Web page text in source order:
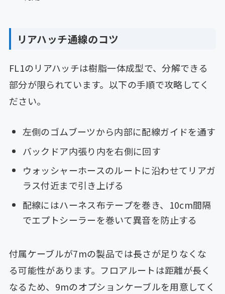
リアハッチ通線のコツ
FL1のリアハッチは樹脂一体成型で、分解できる
部分が限られています。以下の手順で攻略してく
ださい。
左側のゴムブーツから内部に配線ガイドを通す
バックドア内張り内を右側に回す
ウォッシャーホースのルートに沿わせてリアガ
ラス付近まで引き上げる
配線にはハーネス布テープを巻き、10cm間隔
でエプトシーラーを巻いて異音を防止する
付属ケーブルが7mの製品では長さが足りなくな
る可能性があります。フロアルートは距離が長く
なるため、9mのオプションケーブルを用意してく